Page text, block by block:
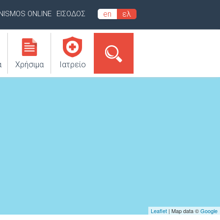
ΕΙΣΟΔΟΣ en ελ
ONLINE
Χρήσιμα Ιατρείο
Leaflet | Map data ©Google